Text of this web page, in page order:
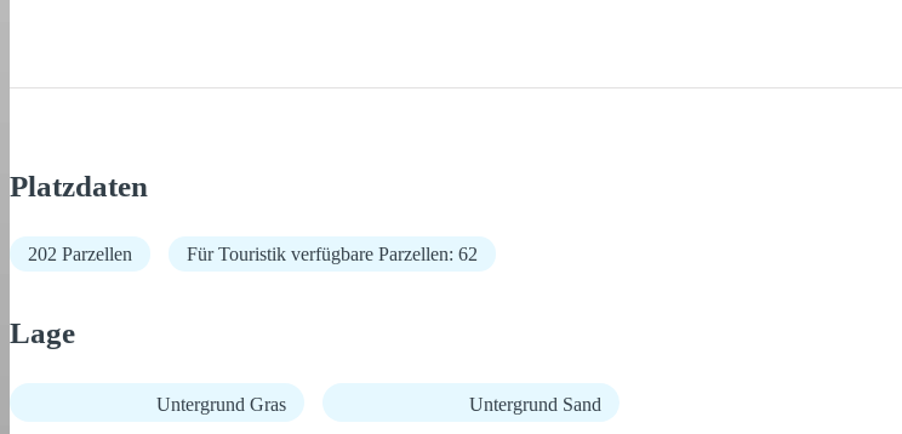
Platzdaten
202 Parzellen Für Touristik verfügbare Parzellen: 62
Lage
Untergrund Gras Untergrund Sand